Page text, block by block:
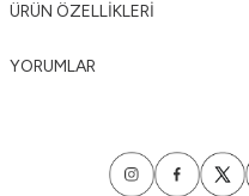
ÜRÜN ÖZELLIKLERI
YORUMLAR